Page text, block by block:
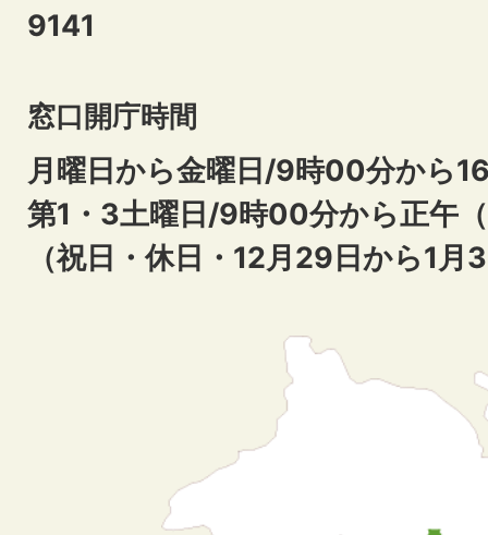
9141
窓口開庁時間
月曜日から金曜日/9時00分から
第1・3土曜日/9時00分から正午
（祝日・休日・12月29日から1月